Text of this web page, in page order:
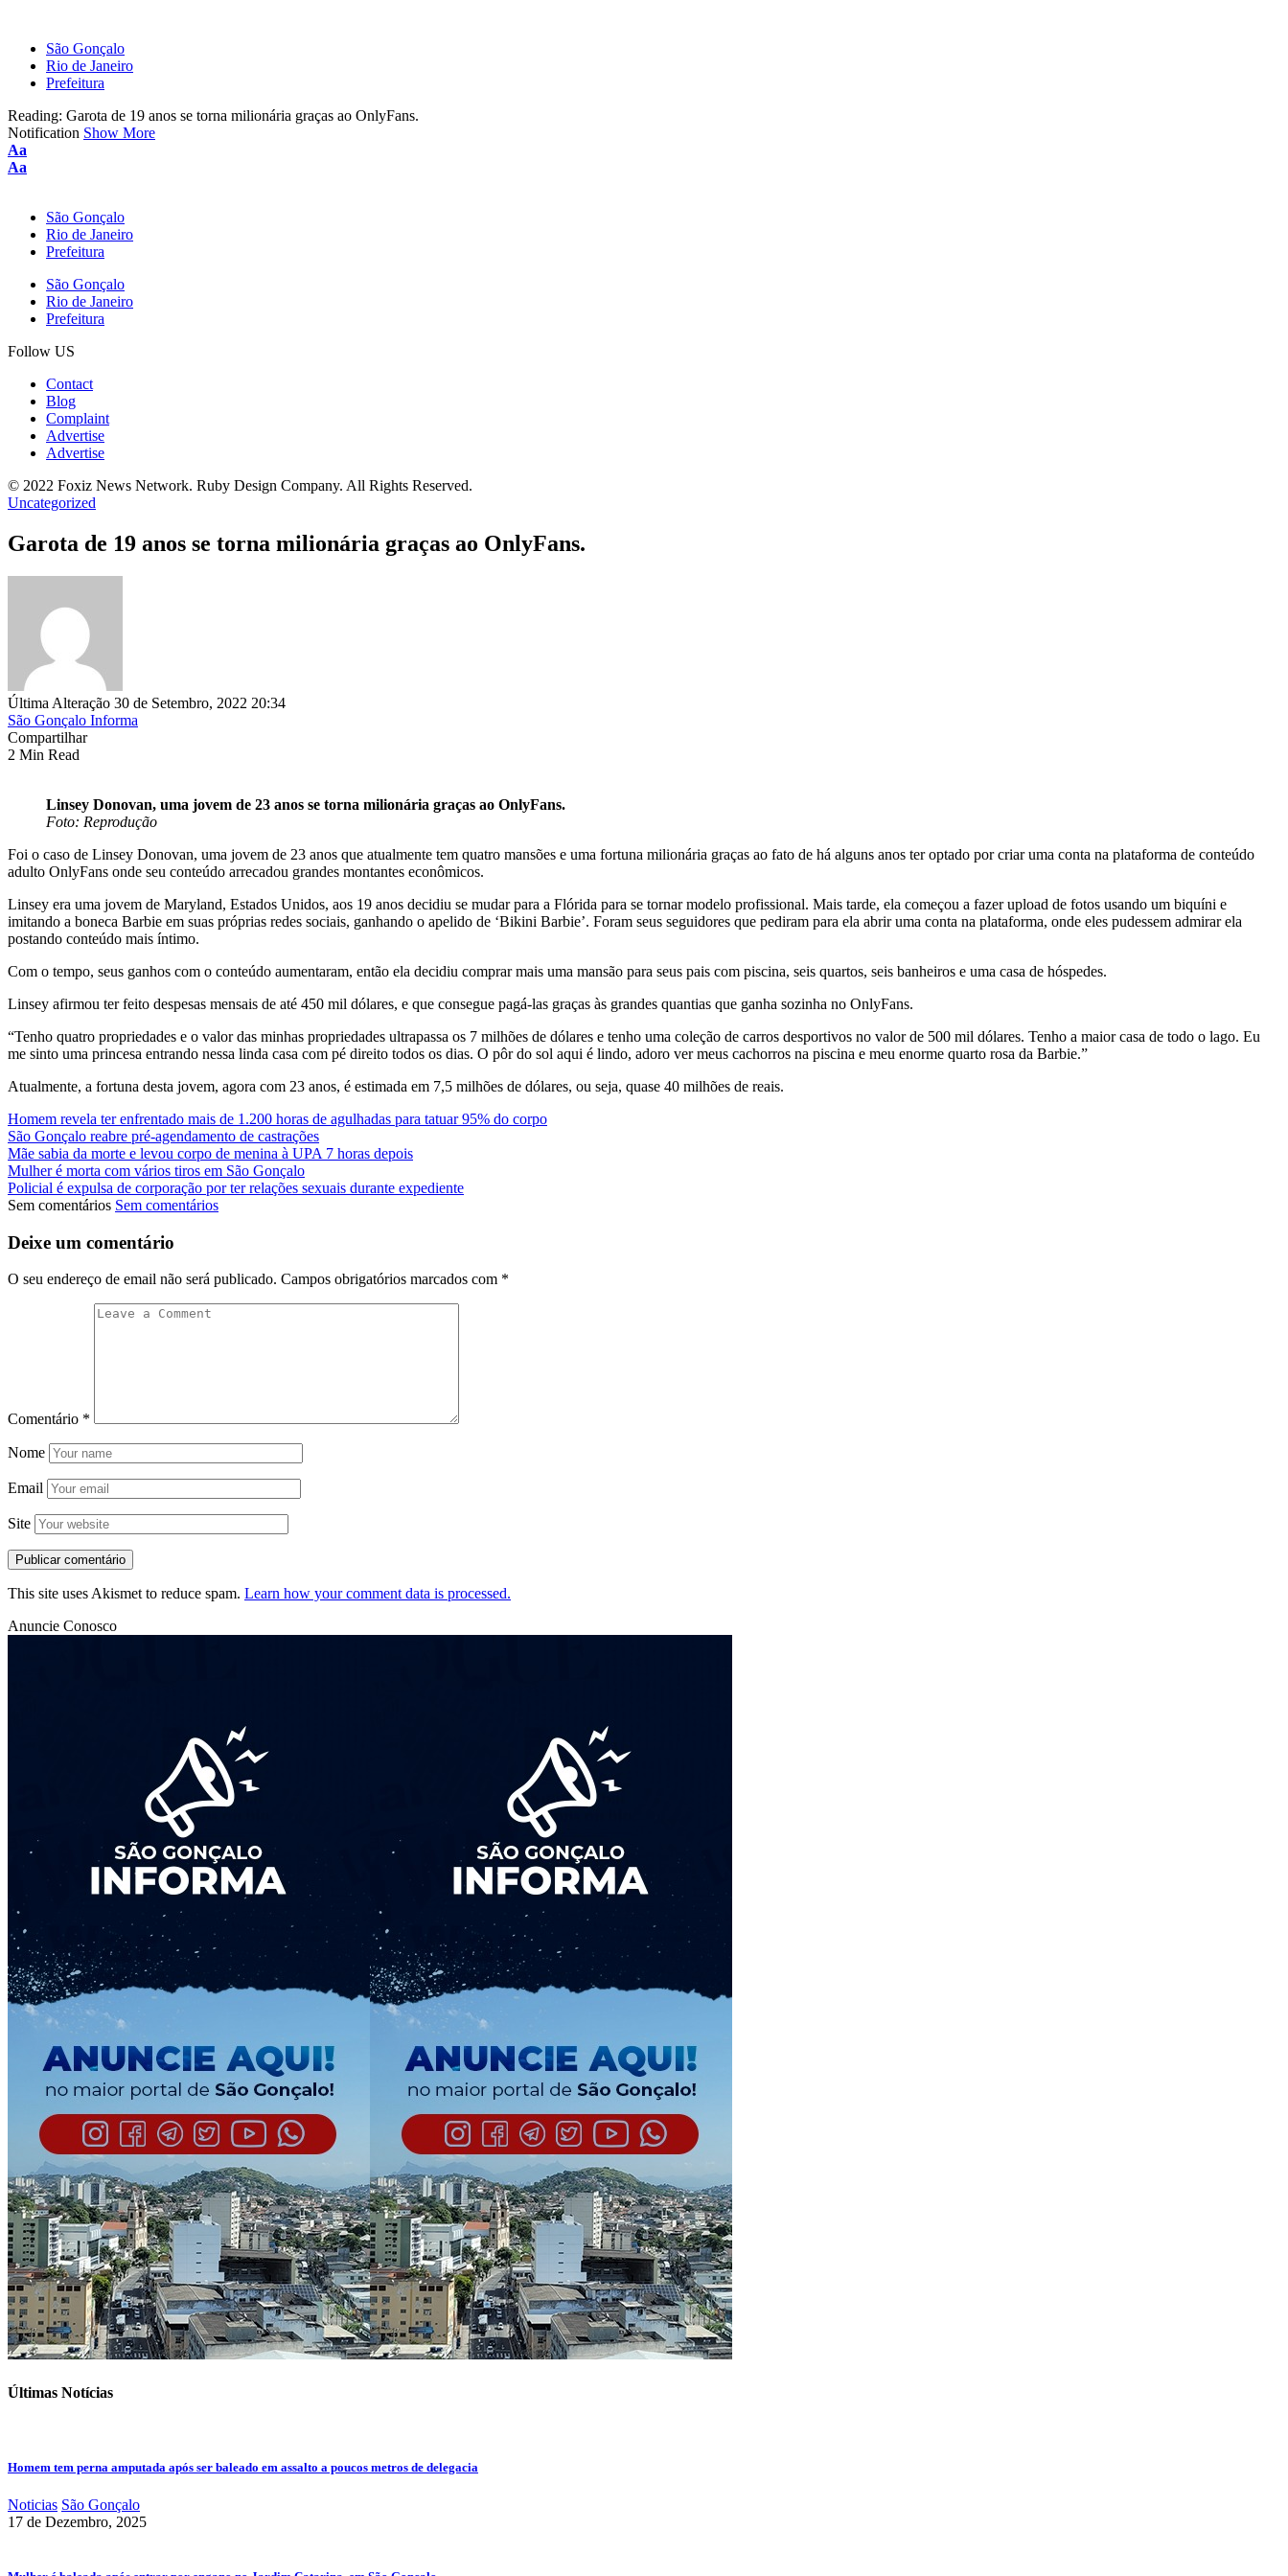
São Gonçalo
Rio de Janeiro
Prefeitura
Reading: Garota de 19 anos se torna milionária graças ao OnlyFans.
Notification Show More
Aa
Aa
São Gonçalo
Rio de Janeiro
Prefeitura
São Gonçalo
Rio de Janeiro
Prefeitura
Follow US
Contact
Blog
Complaint
Advertise
Advertise
© 2022 Foxiz News Network. Ruby Design Company. All Rights Reserved.
Uncategorized
Garota de 19 anos se torna milionária graças ao OnlyFans.
Última Alteração 30 de Setembro, 2022 20:34
São Gonçalo Informa
Compartilhar
2 Min Read
Linsey Donovan, uma jovem de 23 anos se torna milionária graças ao OnlyFans.
Foto: Reprodução
Foi o caso de Linsey Donovan, uma jovem de 23 anos que atualmente tem quatro mansões e uma fortuna milionária graças ao fato de há alguns anos ter optado por criar uma conta na plataforma de conteúdo
adulto OnlyFans onde seu conteúdo arrecadou grandes montantes econômicos.
Linsey era uma jovem de Maryland, Estados Unidos, aos 19 anos decidiu se mudar para a Flórida para se tornar modelo profissional. Mais tarde, ela começou a fazer upload de fotos usando um biquíni e
imitando a boneca Barbie em suas próprias redes sociais, ganhando o apelido de ‘Bikini Barbie’. Foram seus seguidores que pediram para ela abrir uma conta na plataforma, onde eles pudessem admirar ela
postando conteúdo mais íntimo.
Com o tempo, seus ganhos com o conteúdo aumentaram, então ela decidiu comprar mais uma mansão para seus pais com piscina, seis quartos, seis banheiros e uma casa de hóspedes.
Linsey afirmou ter feito despesas mensais de até 450 mil dólares, e que consegue pagá-las graças às grandes quantias que ganha sozinha no OnlyFans.
“Tenho quatro propriedades e o valor das minhas propriedades ultrapassa os 7 milhões de dólares e tenho uma coleção de carros desportivos no valor de 500 mil dólares. Tenho a maior casa de todo o lago. Eu
me sinto uma princesa entrando nessa linda casa com pé direito todos os dias. O pôr do sol aqui é lindo, adoro ver meus cachorros na piscina e meu enorme quarto rosa da Barbie.”
Atualmente, a fortuna desta jovem, agora com 23 anos, é estimada em 7,5 milhões de dólares, ou seja, quase 40 milhões de reais.
Homem revela ter enfrentado mais de 1.200 horas de agulhadas para tatuar 95% do corpo
São Gonçalo reabre pré-agendamento de castrações
Mãe sabia da morte e levou corpo de menina à UPA 7 horas depois
Mulher é morta com vários tiros em São Gonçalo
Policial é expulsa de corporação por ter relações sexuais durante expediente
Sem comentários Sem comentários
Deixe um comentário
O seu endereço de email não será publicado. Campos obrigatórios marcados com *
Comentário *
Nome
Email
Site
This site uses Akismet to reduce spam. Learn how your comment data is processed.
Anuncie Conosco
Últimas Notícias
Homem tem perna amputada após ser baleado em assalto a poucos metros de delegacia
Noticias São Gonçalo
17 de Dezembro, 2025